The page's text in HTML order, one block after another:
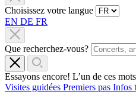
Choisissez votre langue
EN DE FR
Que recherchez-vous?
Essayons encore! L’un de ces
Visites guidées Premiers pas Infos